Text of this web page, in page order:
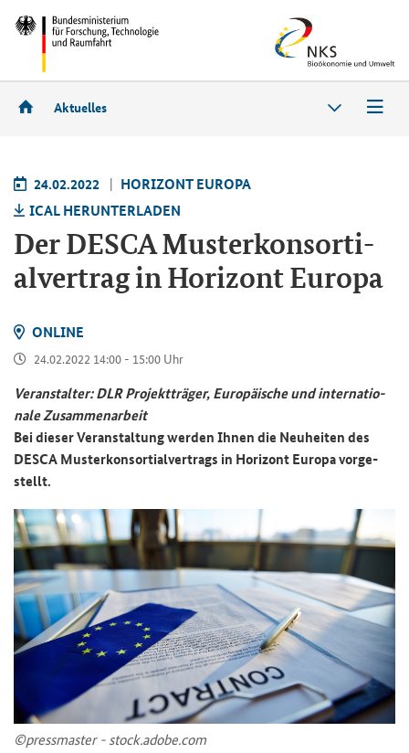
Aktuelles
24.02.2022
HO­RI­ZONT EU­RO­PA
ICAL HER­UN­TER­LA­DEN
Der DESCA Mus­ter­kon­sor­ti­
al­ver­trag in Ho­ri­zont Eu­ro­pa
ON­LINE
24.02.2022 14:00 - 15:00 Uhr
Ver­an­stal­ter: DLR Pro­jekt­trä­ger, Eu­ro­päi­sche und in­ter­na­tio­
na­leZu­sam­men­ar­beit
Bei die­ser Ver­an­stal­tung wer­den Ihnen die Neu­hei­ten des
DESCA Mus­ter­kon­sor­ti­al­ver­trags in Ho­ri­zont Eu­ro­pa vor­ge­
stellt.
©press­mas­ter - stock.adobe.com